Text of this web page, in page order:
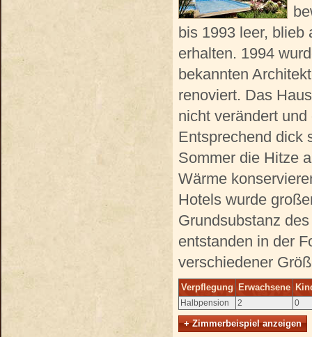
bis 1993 leer, blieb
erhalten. 1994
bekannten
renoviert. Das
nicht verändert
Entsprechend dick
Sommer die Hitze
Wärme
Hotels wurde
Grundsubstanz
entstanden in der
verschiedener
Verpflegung Erwachsene
Halbpension 2 0
+ Zimmerbeispiel anzeigen